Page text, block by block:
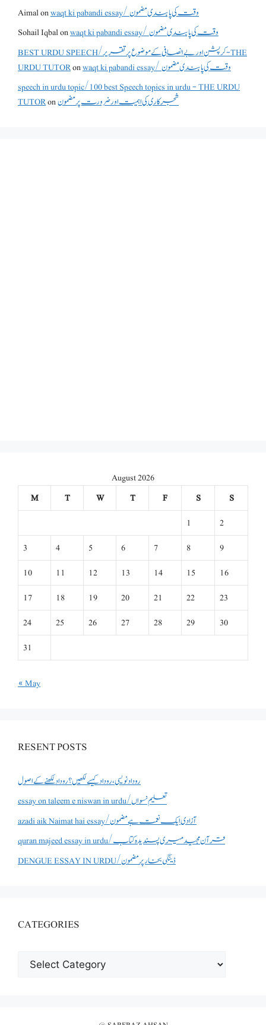
Aimalon
waqt ki pabandi essay/ وقت کی پابندی مضمون
Sohail Iqbalon
waqt ki pabandi essay/ وقت کی پابندی مضمون
BEST URDU SPEECH/کرپشن اور بے انصافی کے موضوع پر تقریر - THE
URDU TUTORon
waqt ki pabandi essay/ وقت کی پابندی مضمون
speech in urdu topic/100 best Speech topics in urdu - THE URDU
TUTORonشجرکاری کی اہمیت اور ضرورت پر مضمون
August 2026
M
T W T F S
S
1
2
3
4 5 6 7 8
9
10
11 12 13 14 15
16
17
18 19 20 21 22
23
24
25 26 27 28 29
30
31
« May
RESENT POSTS
روداد نویسی ،روداد کیسے لکھیں؟ روداد لکھنے کے اصول
essay on taleem e niswan in urdu/تعلیم نسواں
azadi aik Naimat hai essay/آزادی ایک نعمت ہے مضمون
quran majeed essay in urdu/قرآن مجید میری پسندیدہ کتاب
DENGUE ESSAY IN URDU/ڈینگی بخار پر مضمون
CATEGORIES
CATEGORIES